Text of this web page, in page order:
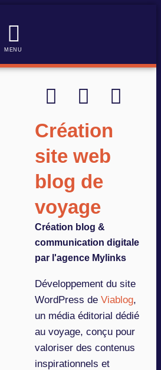
MENU
Création
site web
blog de
voyage
Création blog &
communication digitale
par l'agence Mylinks
Développement du site
WordPress deViablog,
un média éditorial dédié
au voyage, conçu pour
valoriser des contenus
inspirationnels et